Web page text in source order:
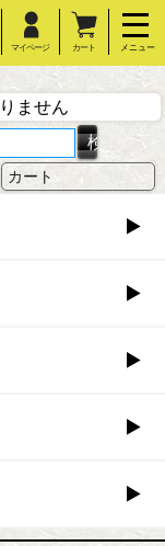
マイページ カート メニュー
ません
カート